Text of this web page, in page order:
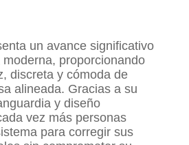
un avance significativo
proporcionando
discreta y cómoda de
alineada. Gracias a su
y diseño
vez más personas
para corregir sus